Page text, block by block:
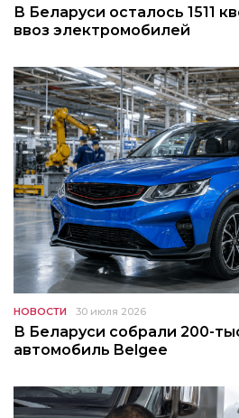
В Беларуси осталось 1511
ввоз электромобилей
НОВОСТИ 30 июля 2026
В Беларуси собрали 200-
автомобиль Belgee